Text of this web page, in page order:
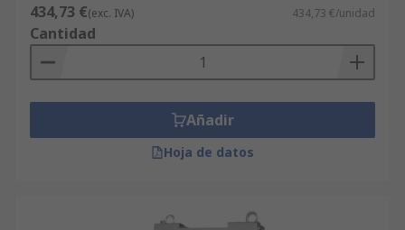
434,73 €(exc. IVA) 434,73 €/unidad
Cantidad
Añadir
Hoja de datos